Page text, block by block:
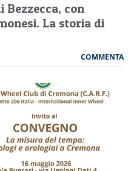
Bezzecca, con
La storia di
COMMENTA